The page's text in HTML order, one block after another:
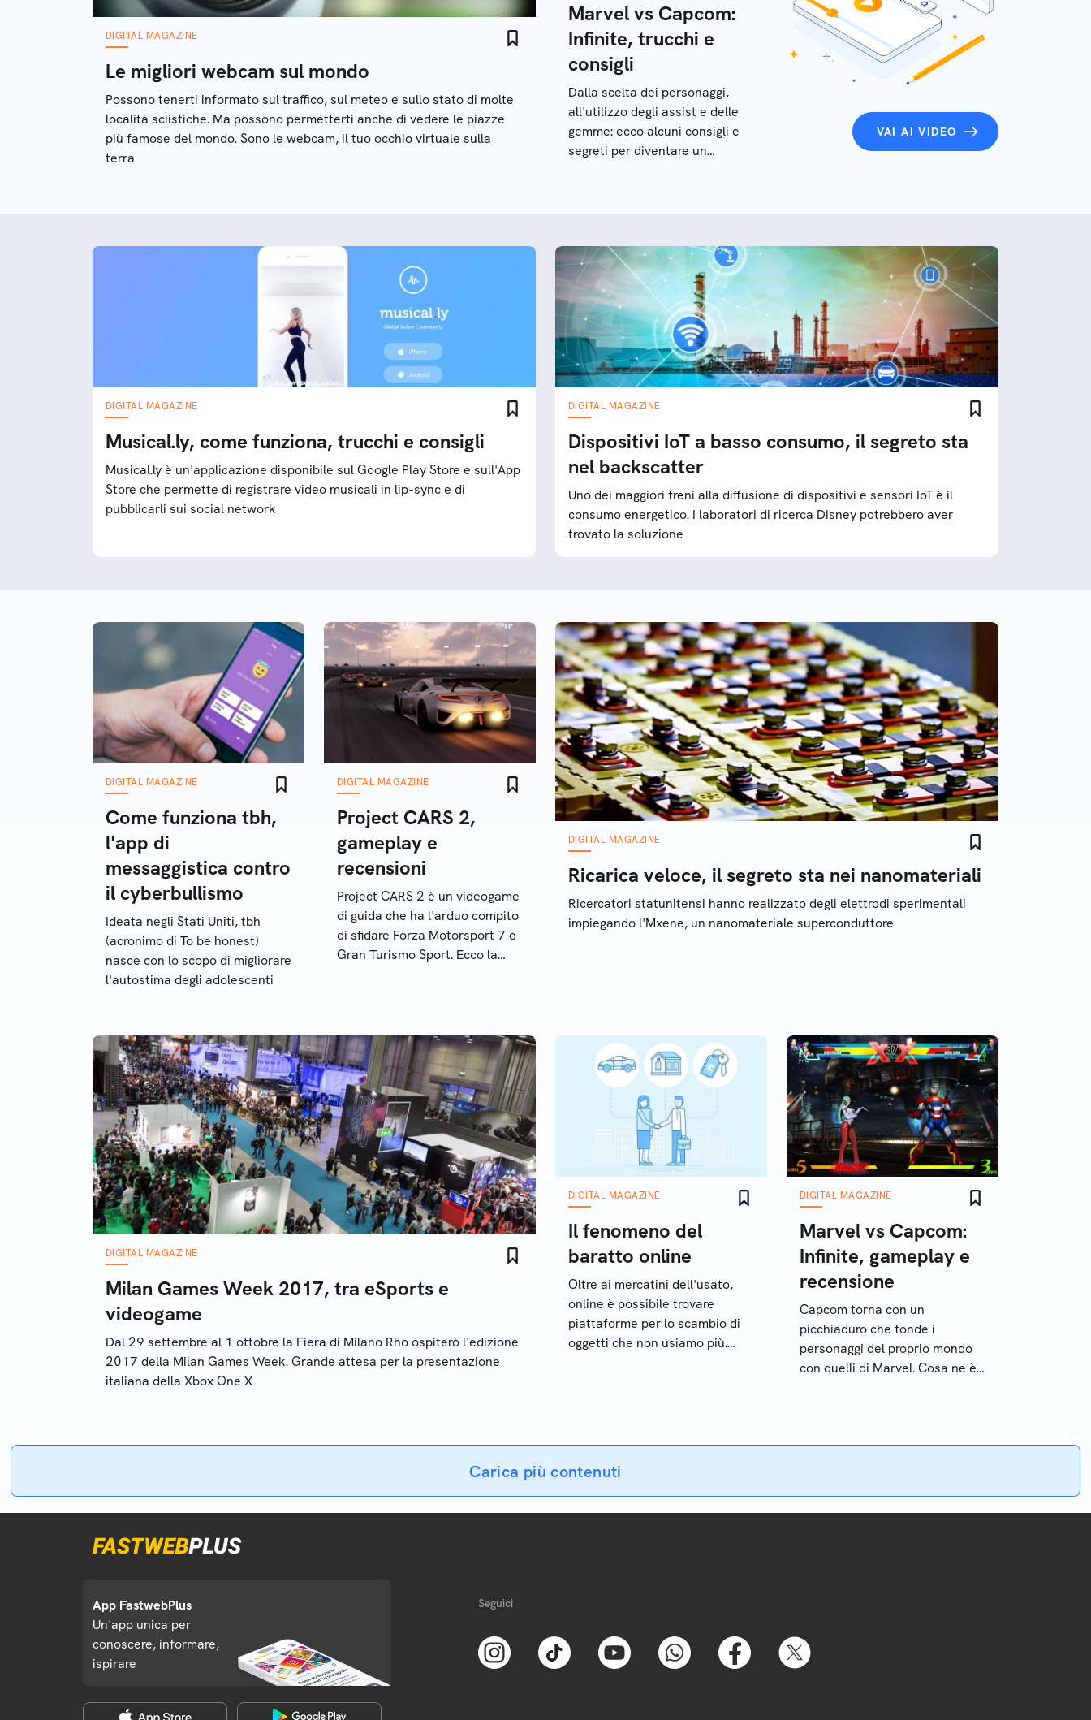
DIGITAL MAGAZINE
Le migliori webcam sul mondo
Possono tenerti informato sul traffico, sul meteo e sullo stato di molte
località sciistiche. Ma possono permetterti anche di vedere le piazze
più famose del mondo. Sono le webcam, il tuo occhio virtuale sulla
terra
Marvel vs Capcom:
Infinite, trucchi e
consigli
Dalla scelta dei personaggi,
all'utilizzo degli assist e delle
gemme: ecco alcuni consigli e
segreti per diventare un
VAI AI VIDEO
DIGITAL MAGAZINE
Musical.ly, come funziona, trucchi e consigli
Musical.ly è un'applicazione disponibile sul Google Play Store e sull'App
Store che permette di registrare video musicali in lip-sync e di
pubblicarli sui social network
DIGITAL MAGAZINE
Dispositivi IoT a basso consumo, il segreto sta
nel backscatter
Uno dei maggiori freni alla diffusione di dispositivi e sensori IoT è il
consumo energetico. I laboratori di ricerca Disney potrebbero aver
trovato la soluzione
DIGITAL MAGAZINE
Come funziona tbh,
l'app di
messaggistica contro
il cyberbullismo
Ideata negli Stati Uniti, tbh
(acronimo di To be honest)
nasce con lo scopo di migliorare
l'autostima degli adolescenti
DIGITAL MAGAZINE
Project CARS 2,
gameplay e
recensioni
Project CARS 2 è un videogame
di guida che ha l'arduo compito
di sfidare Forza Motorsport 7 e
Gran Turismo Sport. Ecco la
DIGITAL MAGAZINE
Ricarica veloce, il segreto sta nei nanomateriali
Ricercatori statunitensi hanno realizzato degli elettrodi sperimentali
impiegando l'Mxene, un nanomateriale superconduttore
DIGITAL MAGAZINE
Milan Games Week 2017, tra eSports e
videogame
Dal 29 settembre al 1 ottobre la Fiera di Milano Rho ospiterò l'edizione
2017 della Milan Games Week. Grande attesa per la presentazione
italiana della Xbox One X
DIGITAL MAGAZINE
Il fenomeno del
baratto online
Oltre ai mercatini dell'usato,
online è possibile trovare
piattaforme per lo scambio di
oggetti che non usiamo più.
DIGITAL MAGAZINE
Marvel vs Capcom:
Infinite, gameplay e
recensione
Capcom torna con un
picchiaduro che fonde i
personaggi del proprio mondo
con quelli di Marvel. Cosa ne è
Carica più contenuti
App FastwebPlus
Un'app unica per
conoscere, informare,
ispirare
Seguici